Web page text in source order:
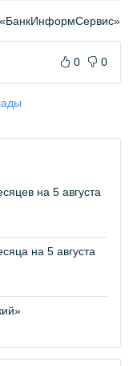
0 0
на 5 августа
на 5 августа